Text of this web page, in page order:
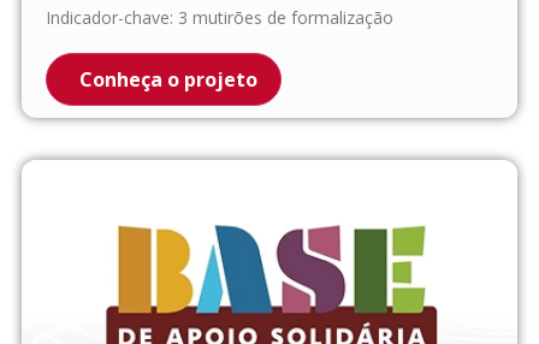
Indicador-chave: 3 mutirões de formalização
Conheça o projeto